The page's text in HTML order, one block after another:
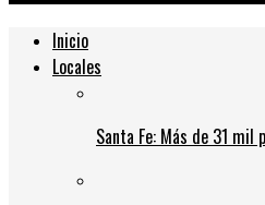
Inicio
Locales
Santa Fe: Más de 31